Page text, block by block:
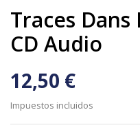
Traces Dans
CD Audio
12,50 €
Impuestos incluidos